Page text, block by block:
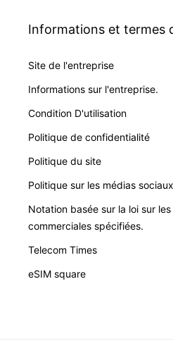
Informations et termes
Site de l'entreprise
Informations sur l'entreprise.
Condition D'utilisation
Politique de confidentialité
Politique du site
Politique sur les médias sociaux
Notation basée sur la loi sur
commerciales spécifiées.
Telecom Times
eSIM square